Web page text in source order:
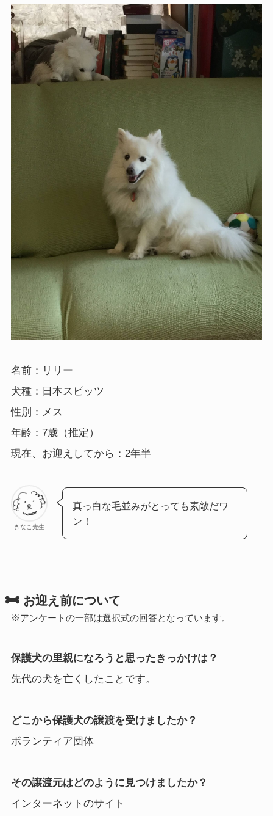
名前：リリー
犬種：日本スピッツ
性別：メス
年齢：7歳（推定）
現在、お迎えしてから：2年半
きなこ先生
真っ白な毛並みがとっても素敵だワ
ン！
お迎え前について
※アンケートの一部は選択式の回答となっています。
保護犬の里親になろうと思ったきっかけは？
先代の犬を亡くしたことです。
どこから保護犬の譲渡を受けましたか？
ボランティア団体
その譲渡元はどのように見つけましたか？
インターネットのサイト